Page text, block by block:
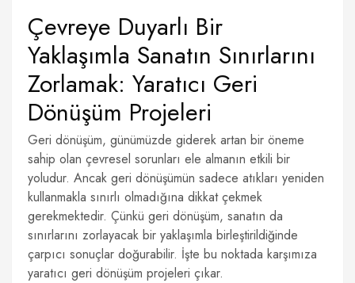
Çevreye Duyarlı Bir
Yaklaşımla Sanatın Sınırlarını
Zorlamak: Yaratıcı Geri
Dönüşüm Projeleri
Geri dönüşüm, günümüzde giderek artan bir öneme
sahip olan çevresel sorunları ele almanın etkili bir
yoludur. Ancak geri dönüşümün sadece atıkları yeniden
kullanmakla sınırlı olmadığına dikkat çekmek
gerekmektedir. Çünkü geri dönüşüm, sanatın da
sınırlarını zorlayacak bir yaklaşımla birleştirildiğinde
çarpıcı sonuçlar doğurabilir. İşte bu noktada karşımıza
yaratıcı geri dönüşüm projeleri çıkar.